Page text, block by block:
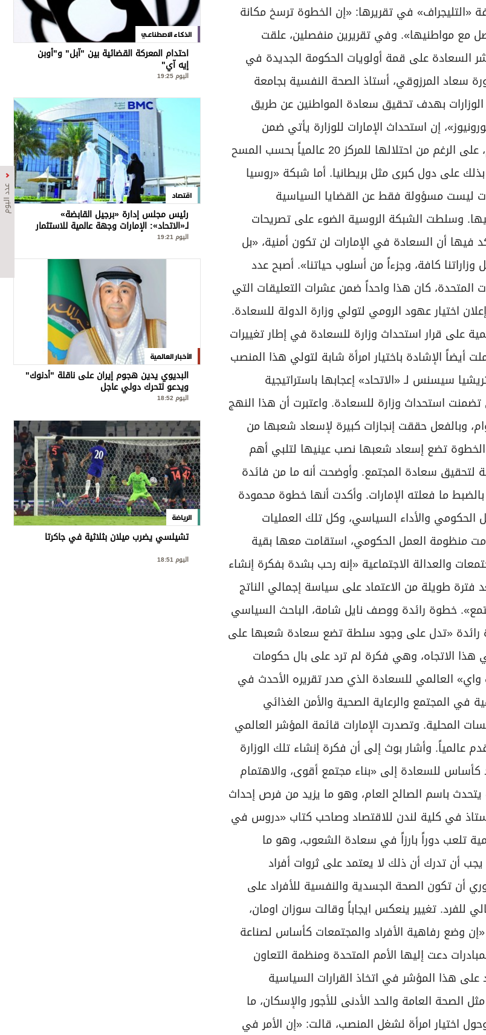
عدد اليوم
«التليجراف» في تقريرها: «إن الخطوة ترسخ مكانة
مع مواطنيها». وفي تقريرين منفصلين، علقت
نشر السعادة على قمة أولويات الحكومة الجديدة في
سعاد المرزوقي، أستاذ الصحة النفسية بجامعة
بهدف تحقيق سعادة المواطنين عن طريق
إن استحداث الإمارات للوزارة يأتي ضمن
مساعيها لتحسين مركزها في قائمة الدول الأكثر سعادة في العالم، على الرغم من احتلالها للمركز 20 عالمياً بحسب المسح
على دول كبرى مثل بريطانيا. أما شبكة «روسيا
ليست مسؤولة فقط عن القضايا السياسية
وسلطت الشبكة الروسية الضوء على تصريحات
أن السعادة في الإمارات لن تكون أمنية، «بل
كافة، وجزءاً من أسلوب حياتنا». أصبح عدد
المتحدة، كان هذا واحداً ضمن عشرات التعليقات التي
اختيار عهود الرومي لتولي وزارة الدولة للسعادة.
على قرار استحداث وزارة للسعادة في إطار تغييرات
أيضاً الإشادة باختيار امرأة شابة لتولي هذا المنصب
سيسنس لـ «الاتحاد» إعجابها باستراتيجية
تضمنت استحداث وزارة للسعادة. واعتبرت أن هذا النهج
وبالفعل حققت إنجازات كبيرة لإسعاد شعبها من
الخطوة تضع إسعاد شعبها نصب عينيها لتلبي أهم
لتحقيق سعادة المجتمع. وأوضحت أنه ما من فائدة
ما فعلته الإمارات. وأكدت أنها خطوة محمودة
والأداء السياسي، وكل تلك العمليات
منظومة العمل الحكومي، استقامت معها بقية
والعدالة الاجتماعية «إنه رحب بشدة بفكرة إنشاء
فترة طويلة من الاعتماد على سياسة إجمالي الناتج
خطوة رائدة ووصف نايل شامة، الباحث السياسي
رائدة «تدل على وجود سلطة تضع سعادة شعبها على
هذا الاتجاه، وهي فكرة لم ترد على بال حكومات
العالمي للسعادة الذي صدر تقريره الأحدث في
في المجتمع والرعاية الصحية والأمن الغذائي
المحلية. وتصدرت الإمارات قائمة المؤشر العالمي
وأشار بوث إلى أن فكرة إنشاء تلك الوزارة
كأساس للسعادة إلى «بناء مجتمع أقوى، والاهتمام
باسم الصالح العام، وهو ما يزيد من فرص إحداث
في كلية لندن للاقتصاد وصاحب كتاب «دروس في
تلعب دوراً بارزاً في سعادة الشعوب، وهو ما
أن تدرك أن ذلك لا يعتمد على ثروات أفراد
أن تكون الصحة الجسدية والنفسية للأفراد على
للفرد. تغيير ينعكس ايجاباً وقالت سوزان اومان،
وضع رفاهية الأفراد والمجتمعات كأساس لصناعة
دعت إليها الأمم المتحدة ومنظمة التعاون
على هذا المؤشر في اتخاذ القرارات السياسية
الصحة العامة والحد الأدنى للأجور والإسكان، ما
اختيار امرأة لشغل المنصب، قالت: «إن الأمر في
الذكاء الاصطناعي
احتدام المعركة القضائية بين "آبل" و"أوبن
إيه آي"
اليوم 19:25
اقتصاد
رئيس مجلس إدارة «برجيل القابضة»
لـ«الاتحاد»: الإمارات وجهة عالمية للاستثمار
في الرعاية الصحية المدعومة بالذكاء
اليوم 19:21
الأخبار العالمية
البديوي يدين هجوم إيران على ناقلة "أدنوك"
ويدعو لتحرك دولي عاجل
اليوم 18:52
الرياضة
تشيلسي يضرب ميلان بثلاثية في جاكرتا
اليوم 18:51